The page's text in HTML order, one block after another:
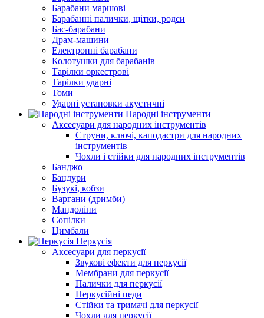
Барабани маршові
Барабанні палички, щітки, родси
Бас-барабани
Драм-машини
Електронні барабани
Колотушки для барабанів
Тарілки оркестрові
Тарілки ударні
Томи
Ударні установки акустичні
Народні інструменти
Аксесуари для народних інструментів
Струни, ключі, каподастри для народних
інструментів
Чохли і стійки для народних інструментів
Банджо
Бандури
Бузукі, кобзи
Варгани (дримби)
Мандоліни
Сопілки
Цимбали
Перкусія
Аксесуари для перкусії
Звукові ефекти для перкусії
Мембрани для перкусії
Палички для перкусії
Перкусійні педи
Стійки та тримачі для перкусії
Чохли для перкусії